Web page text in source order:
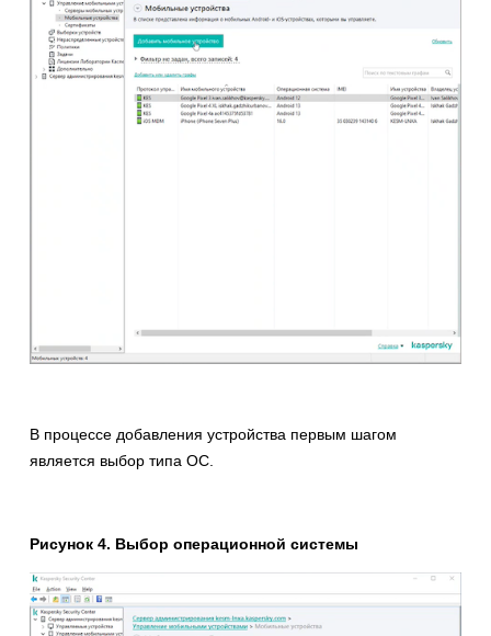
В процессе добавления устройства первым шагом
является выбор типа ОС.
Рисунок 4. Выбор операционной системы